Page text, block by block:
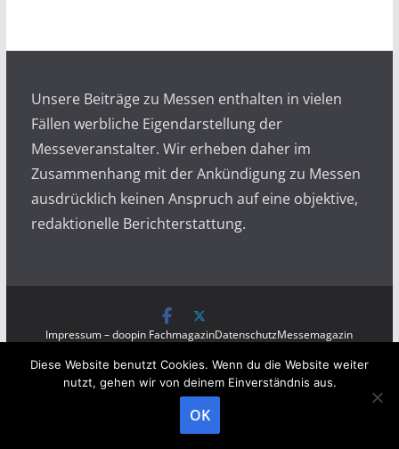
Unsere Beiträge zu Messen enthalten in vielen
Fällen werbliche Eigendarstellung der
Messeveranstalter. Wir erheben daher im
Zusammenhang mit der Ankündigung zu Messen
ausdrücklich keinen Anspruch auf eine objektive,
redaktionelle Berichterstattung.
Impressum – doopin FachmagazinDatenschutzMessemagazin
Copyright © 2026Messen auf doopin.de. All rights
reserved.
Diese Website benutzt Cookies. Wenn du die Website weiter
nutzt, gehen wir von deinem Einverständnis aus.
OK